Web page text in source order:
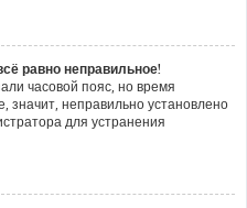
равно неправильное!
часовой пояс, но время
значит, неправильно установлено
для устранения